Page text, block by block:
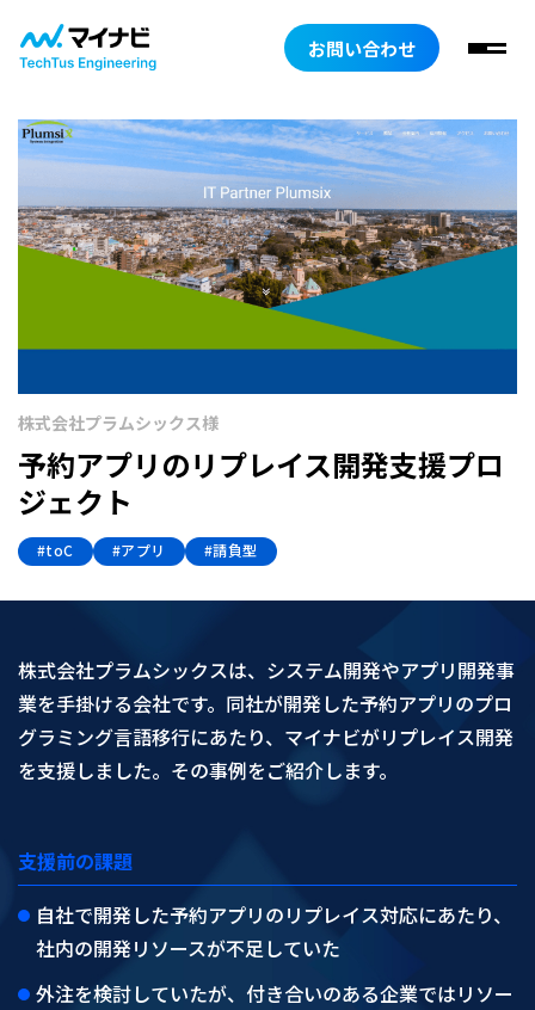
お問い合わせ
株式会社プラムシックス様
予約アプリのリプレイス開発支援プロ
ジェクト
#toC #アプリ #請負型
株式会社プラムシックスは、システム開発やアプリ開発事
業を手掛ける会社です。同社が開発した予約アプリのプロ
グラミング言語移行にあたり、マイナビがリプレイス開発
を支援しました。その事例をご紹介します。
支援前の課題
自社で開発した予約アプリのリプレイス対応にあたり、
社内の開発リソースが不足していた
外注を検討していたが、付き合いのある企業ではリソー